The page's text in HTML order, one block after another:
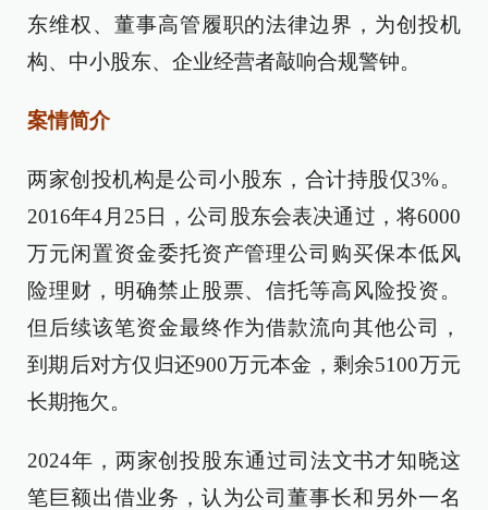
东维权、董事高管履职的法律边界，为创投机
构、中小股东、企业经营者敲响合规警钟。
案情简介
两家创投机构是公司小股东，合计持股仅3%。
2016年4月25日，公司股东会表决通过，将6000
万元闲置资金委托资产管理公司购买保本低风
险理财，明确禁止股票、信托等高风险投资。
但后续该笔资金最终作为借款流向其他公司，
到期后对方仅归还900万元本金，剩余5100万元
长期拖欠。
2024年，两家创投股东通过司法文书才知晓这
笔巨额出借业务，认为公司董事长和另外一名